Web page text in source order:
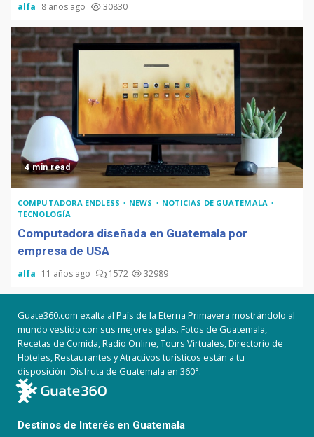
alfa 8 años ago 30830
4 min read
COMPUTADORA ENDLESS NEWS
NOTICIAS DE GUATEMALA
TECNOLOGÍA
Computadora diseñada en Guatemala por
empresa de USA
alfa 11 años ago 1572 32989
Guate360.com exalta al País de la Eterna Primavera mostrándolo al
mundo vestido con sus mejores galas. Fotos de Guatemala,
Recetas de Comida, Radio Online, Tours Virtuales, Directorio de
Hoteles, Restaurantes y Atractivos turísticos están a tu
disposición. Disfruta de Guatemala en 360°.
Destinos de Interés en Guatemala